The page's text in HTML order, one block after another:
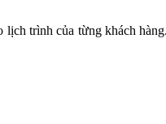
lịch trình của từng khách